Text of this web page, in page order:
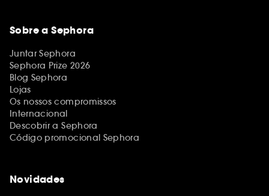
Sobre a Sephora
Juntar Sephora
Sephora Prize 2026
Blog Sephora
Lojas
Os nossos compromissos
Internacional
Descobrir a Sephora
Código promocional Sephora
Novidades